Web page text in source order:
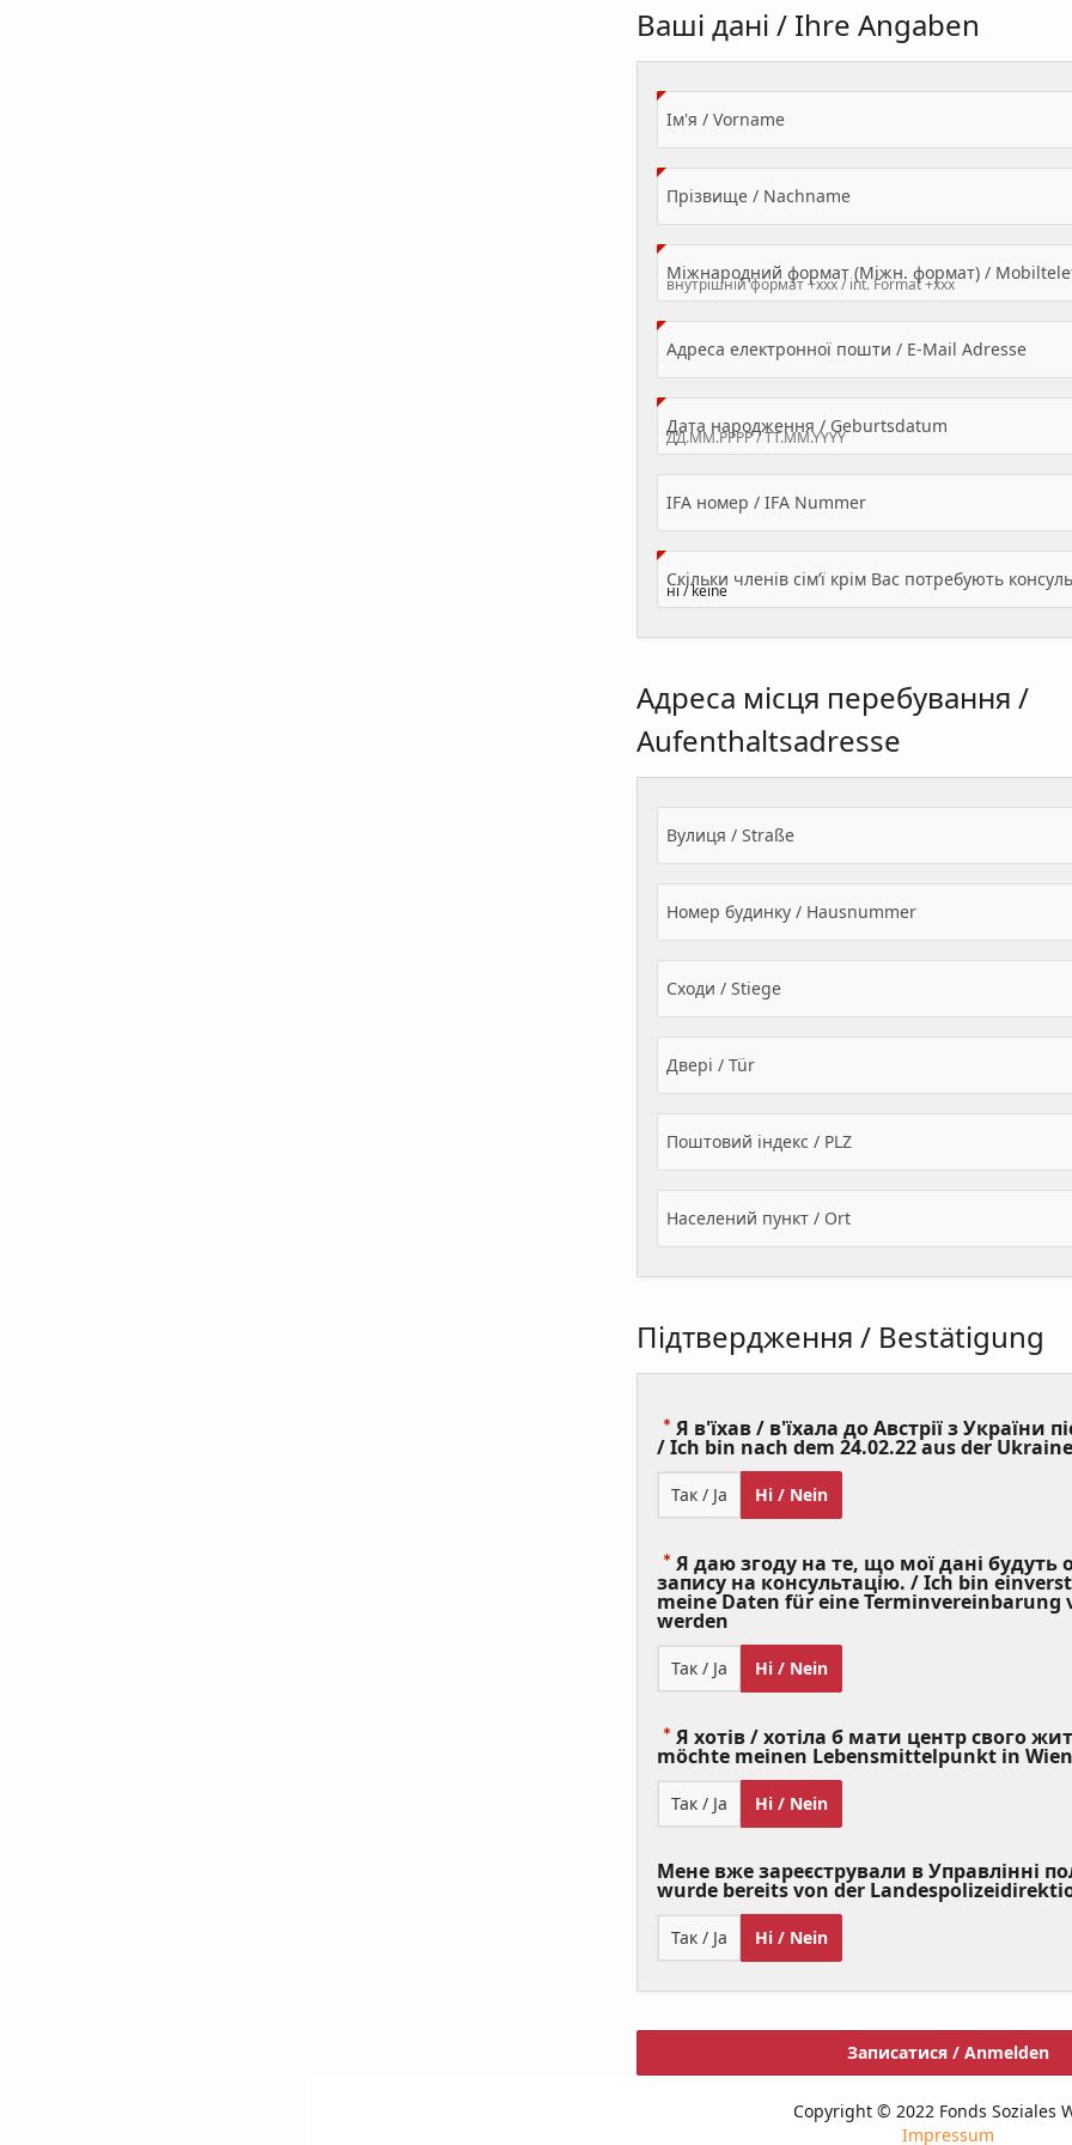
Ваші дані / Ihre Angaben
Ім'я / Vorname(Value Required)
Прізвище / Nachname(Value Required)
Міжнародний формат (Міжн. формат) /
Адреса електронної пошти / E-Mail Adresse
Дата народження / Geburtsdatum
IFA номер / IFA Nummer
Адреса місця перебування /
Aufenthaltsadresse
Вулиця / Straße
Номер будинку / Hausnummer
Сходи / Stiege
Двері / Tür
Поштовий індекс / PLZ
Населений пункт / Ort
Підтвердження / Bestätigung
Я в'їхав / в'їхала до Австрії з України
/ Ich bin nach dem 24.02.22 aus der
Так / Ja Ні / Nein
Я даю згоду на те, що мої дані будуть
запису на консультацію. / Ich bin
meine Daten für eine Terminvereinbarung
werden
Required)
Так / Ja Ні / Nein
Я хотів / хотіла б мати центр свого
möchte meinen Lebensmittelpunkt in
Так / Ja Ні / Nein
Мене вже зареєстрували в Управлінні
wurde bereits von der
Так / Ja Ні / Nein
Записатися / Anmelden
Copyright © 2022 Fonds Soziales
Impressum